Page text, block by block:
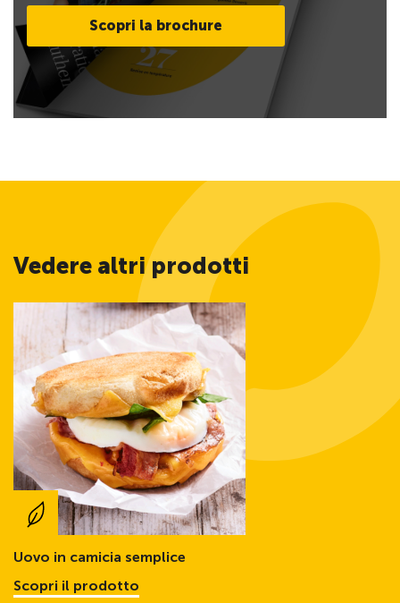
Scopri la brochure
Vedere altri prodotti
Uovo in camicia semplice
Scopri il prodotto